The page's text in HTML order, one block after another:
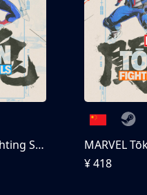
MARVEL Tōkon: Fighting Souls 终极版
¥ 418